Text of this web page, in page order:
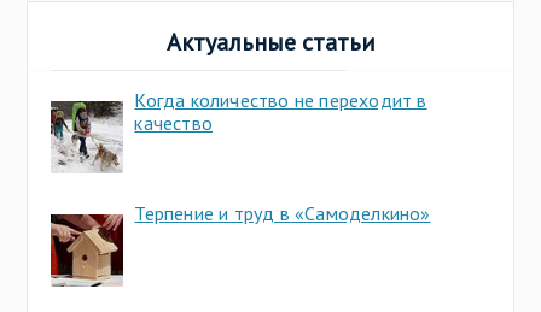
Актуальные статьи
Когда количество не переходит в
качество
Терпение и труд в «Самоделкино»